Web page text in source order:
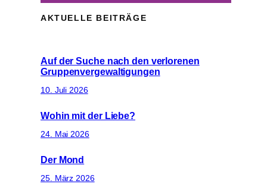
AKTUELLE BEITRÄGE
Auf der Suche nach den verlorenen
Gruppenvergewaltigungen
10. Juli 2026
Wohin mit der Liebe?
24. Mai 2026
Der Mond
25. März 2026